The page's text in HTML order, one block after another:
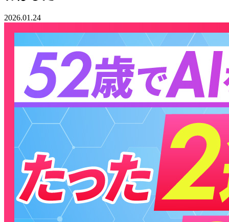
2026.01.24